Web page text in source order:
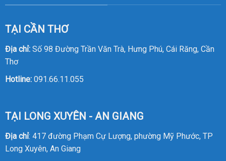
TẠI CẦN THƠ
Địa chỉ:Số 98 Đường Trần Văn Trà, Hưng Phú, Cái Răng, Cần
Thơ
Hotline: 091.66.11.055
TẠI LONG XUYÊN - AN GIANG
Địa chỉ: 417 đường Phạm Cự Lượng, phường Mỹ Phước, TP
Long Xuyên, An Giang